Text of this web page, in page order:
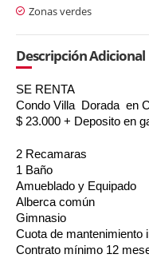
Zonas verdes
Descripción Adicional
SE RENTA
Condo Villa Dorada en
$ 23.000 + Deposito en
2 Recamaras
1 Baño
Amueblado y Equipado
Alberca común
Gimnasio
Cuota de mantenimiento
Contrato mínimo 12